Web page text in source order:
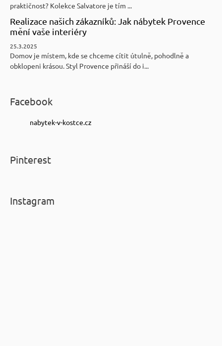
praktičnost? Kolekce Salvatore je tím ...
Realizace našich zákazníků: Jak nábytek Provence
mění vaše interiéry
25.3.2025
Domov je místem, kde se chceme cítit útulně, pohodlně a
obklopeni krásou. Styl Provence přináší do i...
Facebook
nabytek-v-kostce.cz
Pinterest
Instagram